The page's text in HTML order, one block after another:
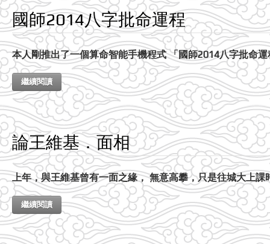
國師2014八字批命運程
本人剛推出了一個算命智能手機程式 「國師2014八字批命運
繼續閱讀
論王維基．面相
上年，與王維基曾有一面之緣， 無意高攀，只是往城大上
繼續閱讀